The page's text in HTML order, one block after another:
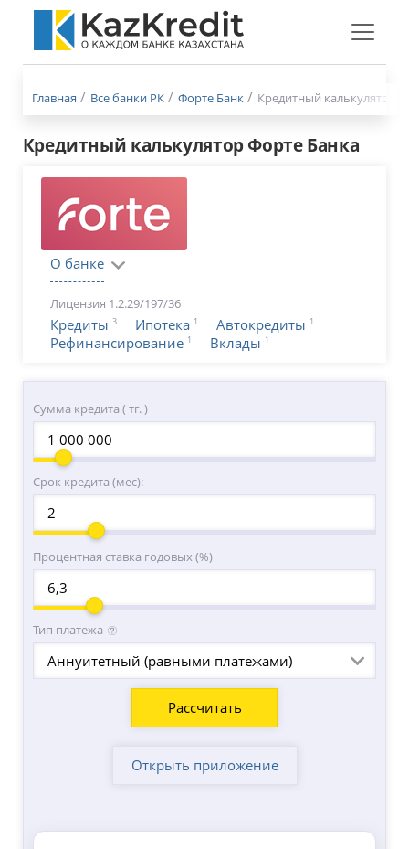
Меню
Главная Все банки РК Форте Банк Кредитный калькулятор
Кредитный калькулятор Форте Банка
О банке
Лицензия 1.2.29/197/36
Кредиты 3 Ипотека 1 Автокредиты 1
Рефинансирование 1 Вклады 1
Сумма кредита ( тг. )
Срок кредита (мес):
Процентная ставка годовых (%)
Тип платежа
Аннуитетный (равными платежами)
Открыть приложение